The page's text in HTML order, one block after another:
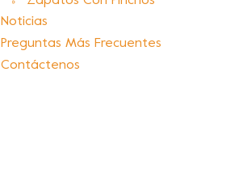
Noticias
Preguntas Más Frecuentes
Contáctenos